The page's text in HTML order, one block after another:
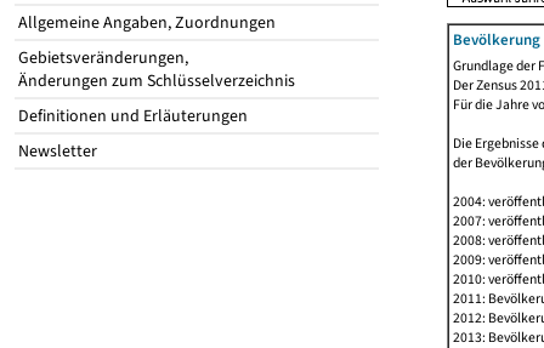
Allgemeine Angaben, Zuordnungen
Gebietsveränderungen,
Änderungen zum Schlüsselverzeichnis
Definitionen und Erläuterungen
Newsletter
Grundlage der
Der Zensus
Für die Jahre
Die
der
2004:
2007:
2008:
2009:
2010:
2011:
2012:
2013: